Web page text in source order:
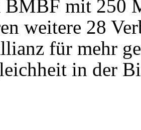
BMBF mit 250
weitere 28
für mehr
in der